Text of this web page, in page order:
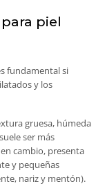
piel
fundamental si
y los
gruesa, húmeda
ser más
cambio, presenta
y pequeñas
nariz y mentón).